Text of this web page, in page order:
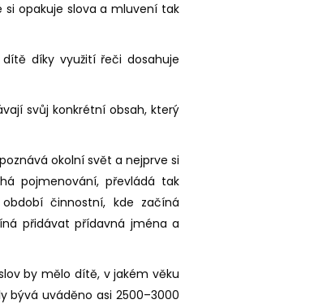
si opakuje slova a mluvení tak
díky využití řeči dosahuje
svůj konkrétní obsah, který
okolní svět a nejprve si
pojmenování, převládá tak
činnostní, kde začíná
přidávat přídavná jména a
by mělo dítě, v jakém věku
bývá uváděno asi 2500–3000